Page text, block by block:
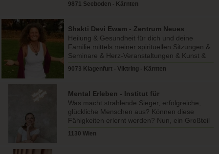
9871 Seeboden - Kärnten
Shakti Devi Ewam - Zentrum Neues
Bewusstsein
Heilung & Gesundheit für dich und deine
Familie mittels meiner spirituellen Sitzungen &
Seminare & Herz-Veranstaltungen & Kunst &
9073 Klagenfurt - Viktring - Kärnten
Mental Erleben - Institut für
Potenzialentfaltung
Was macht strahlende Sieger, erfolgreiche,
glückliche Menschen aus? Können diese
Fähigkeiten erlernt werden? Nun, ein Großteil
1130 Wien